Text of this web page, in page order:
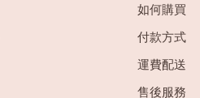
如何購買
付款方式
運費配送
售後服務